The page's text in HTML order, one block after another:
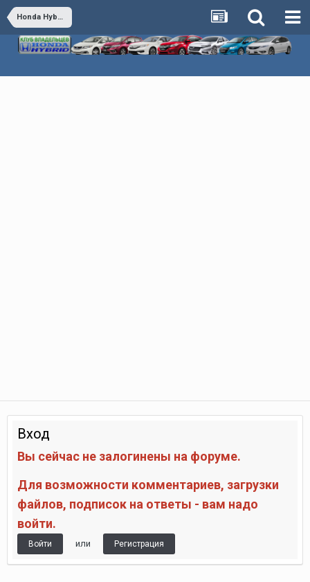
Honda Hybrid - Обсуждаем все гибридные автомобили Honda
Вход
Вы сейчас не залогинены на форуме.
Для возможности комментариев, загрузки
файлов, подписок на ответы - вам надо
войти.
Войти или Регистрация